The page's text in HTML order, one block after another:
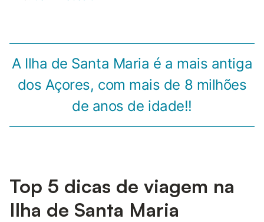
A Ilha de Santa Maria é a mais antiga
dos Açores, com mais de 8 milhões
de anos de idade!!
Top 5 dicas de viagem na
Ilha de Santa Maria